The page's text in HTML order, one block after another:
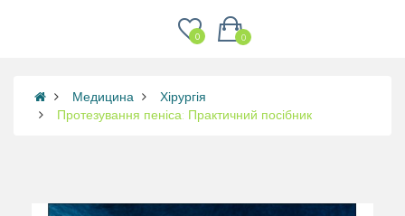
0
0
Медицина
Хірургія
Протезування пеніса: Практичний посібник